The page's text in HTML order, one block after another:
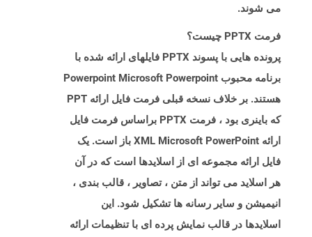
می شوند.
فرمت PPTX چیست؟
پرونده هایی با پسوند PPTX فایلهای ارائه شده با
برنامه محبوب Powerpoint Microsoft Powerpoint
هستند. بر خلاف نسخه قبلی فرمت فایل ارائه PPT
که باینری بود ، فرمت PPTX براساس فرمت فایل
ارائه XML Microsoft PowerPoint باز است. یک
فایل ارائه مجموعه ای از اسلایدها است که در آن
هر اسلاید می تواند از متن ، تصاویر ، قالب بندی ،
انیمیشن و سایر رسانه ها تشکیل شود. این
اسلایدها در قالب نمایش پرده ای با تنظیمات ارائه